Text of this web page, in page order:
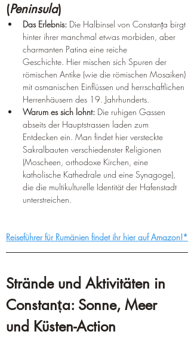
(Peninsula)
Das Erlebnis: Die Halbinsel von Constanța birgt
hinter ihrer manchmal etwas morbiden, aber
charmanten Patina eine reiche
Geschichte. Hier mischen sich Spuren der
römischen Antike (wie die römischen Mosaiken)
mit osmanischen Einflüssen und herrschaftlichen
Herrenhäusern des 19. Jahrhunderts.
Warum es sich lohnt: Die ruhigen Gassen
abseits der Hauptstrassen laden zum
Entdecken ein. Man findet hier versteckte
Sakralbauten verschiedenster Religionen
(Moscheen, orthodoxe Kirchen, eine
katholische Kathedrale und eine Synagoge),
die die multikulturelle Identität der Hafenstadt
unterstreichen.
Reiseführer für Rumänien findet ihr hier auf Amazon!*
Strände und Aktivitäten in
Constanța: Sonne, Meer
und Küsten-Action